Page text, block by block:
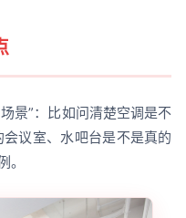
景”：比如问清楚空调是不
议室、水吧台是不是真的
。